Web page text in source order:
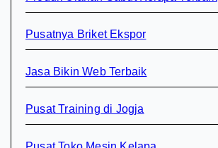
Pusatnya Briket Ekspor
Jasa Bikin Web Terbaik
Pusat Training di Jogja